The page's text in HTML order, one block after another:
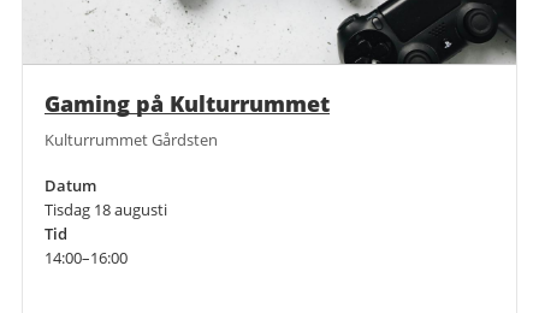
Gaming på Kulturrummet
Kulturrummet Gårdsten
Datum
Tisdag 18 augusti
Tid
14:00–16:00